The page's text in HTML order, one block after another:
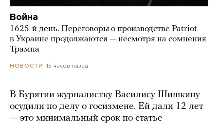
Война
1625-й день. Переговоры о производстве Patriot
в Украине продолжаются — несмотря на сомнения
Трампа
НОВОСТИ 15 часов назад
В Бурятии журналистку Василису Шишкину
осудили по делу о госизмене. Ей дали 12 лет
— это минимальный срок по статье